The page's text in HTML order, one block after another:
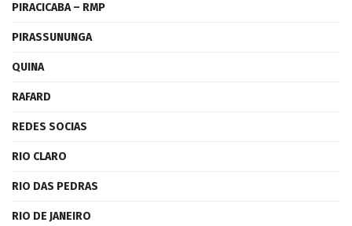
PIRACICABA – RMP
PIRASSUNUNGA
QUINA
RAFARD
REDES SOCIAS
RIO CLARO
RIO DAS PEDRAS
RIO DE JANEIRO